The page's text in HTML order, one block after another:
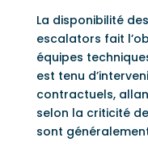
La disponibilité
escalators fait
équipes
est tenu
contractuels,
selon la criticité
sont